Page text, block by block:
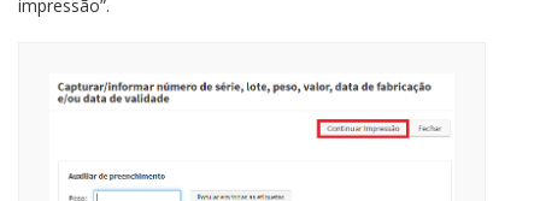
impressão”.